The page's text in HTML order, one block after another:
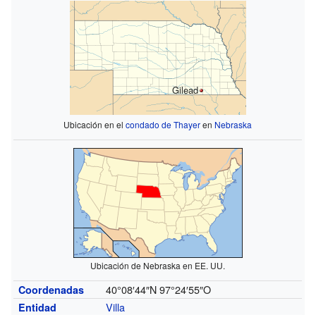
Gilead
Ubicación en elcondado de Thayeren Nebraska
Ubicación de Nebraska en EE. UU.
Coordenadas 40°08′44″N 97°24′55″O
Entidad
Villa